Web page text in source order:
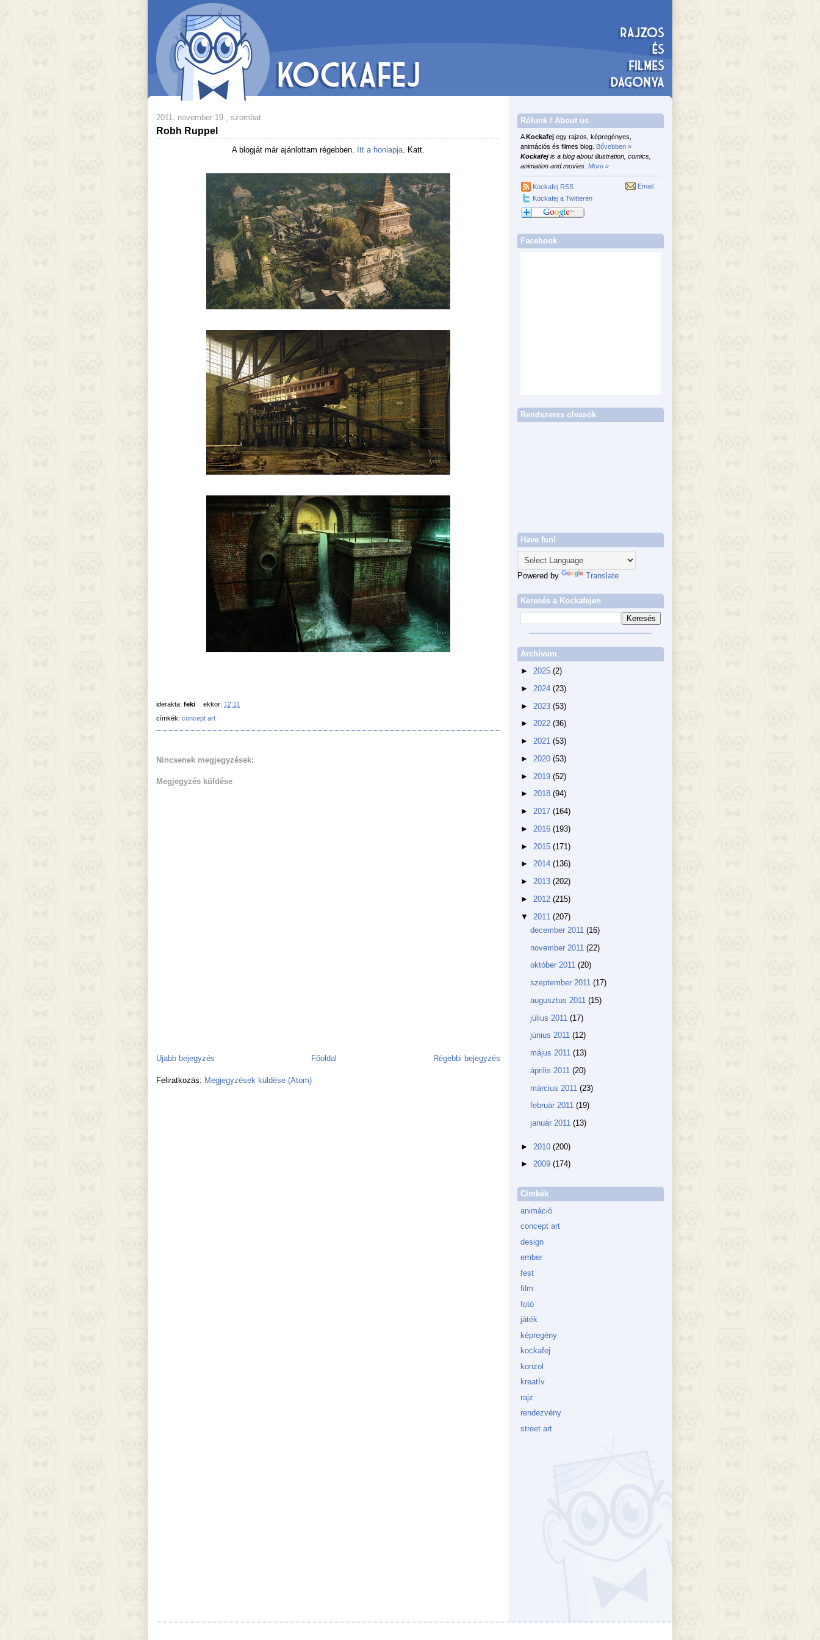
2011. november 19., szombat
Robh Ruppel
A blogját már ajánlottam régebben. Itt a honlapja . Katt.
iderakta: feki ekkor: 12:11
címkék: concept art
Nincsenek megjegyzések:
Megjegyzés küldése
Újabb bejegyzés Régebbi bejegyzés
Főoldal
Feliratkozás: Megjegyzések küldése (Atom)
Rólunk / About us
AKockafej egy rajzos, képregényes,
animációs és filmes blog. Bővebben »
Kockafejis a blog about illustration, comics,
animation and movies. More »
Kockafej RSS
Kockafej a Twitteren
Email
Facebook
Rendszeres olvasók
Have fun!
Powered by Translate
Keresés a Kockafejen
Archívum
► 2025 (2)
► 2024 (23)
► 2023 (53)
► 2022 (36)
► 2021 (53)
► 2020 (53)
► 2019 (52)
► 2018 (94)
► 2017 (164)
► 2016 (193)
► 2015 (171)
► 2014 (136)
► 2013 (202)
► 2012 (215)
▼ 2011 (207)
december 2011 (16)
november 2011 (22)
október 2011 (20)
szeptember 2011 (17)
augusztus 2011 (15)
július 2011 (17)
június 2011 (12)
május 2011 (13)
április 2011 (20)
március 2011 (23)
február 2011 (19)
január 2011 (13)
► 2010 (200)
► 2009 (174)
Címkék
animáció
concept art
design
ember
fest
film
fotó
játék
képregény
kockafej
konzol
kreatív
rajz
rendezvény
street art